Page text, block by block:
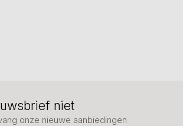
niet
onze nieuwe aanbiedingen